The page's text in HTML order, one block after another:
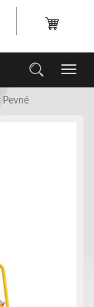
Toggle
Pevné